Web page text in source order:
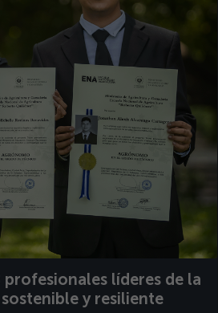
profesionales líderes de la
y resiliente